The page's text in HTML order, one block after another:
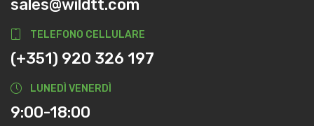
sales@wildtt.com
TELEFONO CELLULARE
(+351) 920 326 197
LUNEDÌ VENERDÌ
9:00-18:00